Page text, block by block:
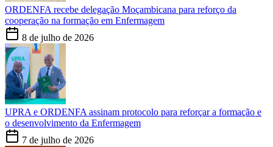
ORDENFA recebe delegação Moçambicana para reforço da
cooperação na formação em Enfermagem
8 de julho de 2026
UPRA e ORDENFA assinam protocolo para reforçar a formação e
o desenvolvimento da Enfermagem
7 de julho de 2026